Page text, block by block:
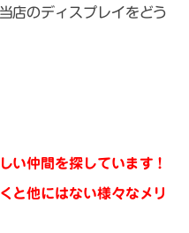
店のディスプレイをどう
い仲間を探しています！
と他にはない様々なメリ